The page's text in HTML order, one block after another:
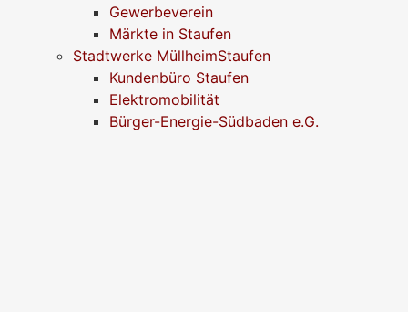
Gewerbeverein
Märkte in Staufen
Stadtwerke MüllheimStaufen
Kundenbüro Staufen
Elektromobilität
Bürger-Energie-Südbaden e.G.